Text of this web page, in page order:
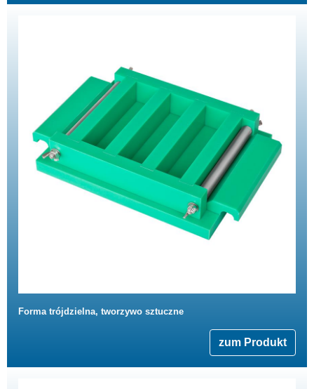
Forma trójdzielna, tworzywo sztuczne
zum Produkt